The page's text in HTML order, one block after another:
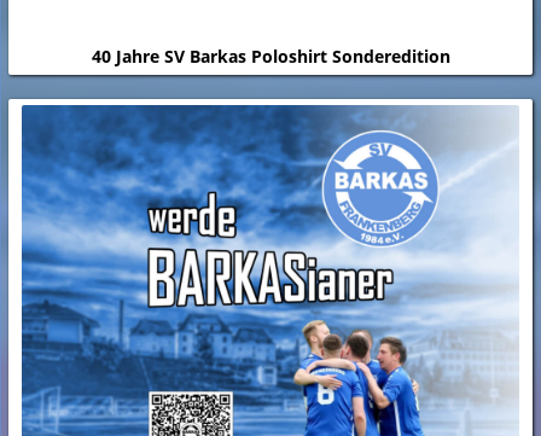
40 Jahre SV Barkas Poloshirt Sonderedition